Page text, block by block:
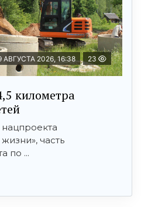
АВГУСТА 2026, 16:38 23
километра
часть
по ...